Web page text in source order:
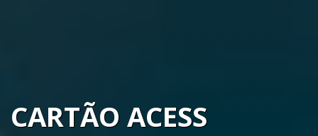
CARTÃO ACESS